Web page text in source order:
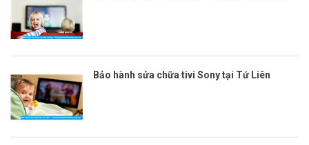
Bảo hành sửa chữa tivi Sony tại Tứ Liên